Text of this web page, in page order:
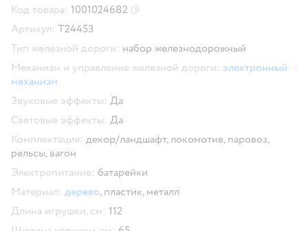
Код товара: 1001024682
Артикул: Т24453
Тип железной дороги: набор железнодорожный
Механизм и управление железной дороги: электронный
механизм
Звуковые эффекты: Да
Световые эффекты: Да
Комплектация: декор/ландшафт,локомотив, паровоз,
рельсы, вагон
Электропитание: батарейки
Материал: дерево, пластик, металл
Длина игрушки, см: 112